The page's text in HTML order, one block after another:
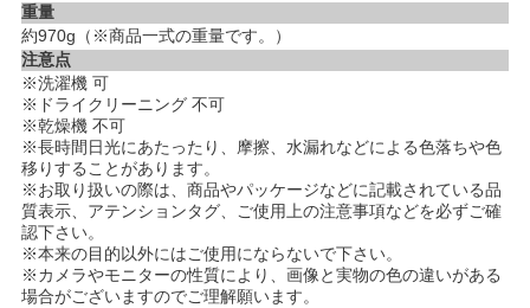
重量
約970g（※商品一式の重量です。）
注意点
※洗濯機 可
※ドライクリーニング 不可
※乾燥機 不可
※長時間日光にあたったり、摩擦、水漏れなどによる色落ちや色
移りすることがあります。
※お取り扱いの際は、商品やパッケージなどに記載されている品
質表示、アテンションタグ、ご使用上の注意事項などを必ずご確
認下さい。
※本来の目的以外にはご使用にならないで下さい。
※カメラやモニターの性質により、画像と実物の色の違いがある
場合がございますのでご理解願います。